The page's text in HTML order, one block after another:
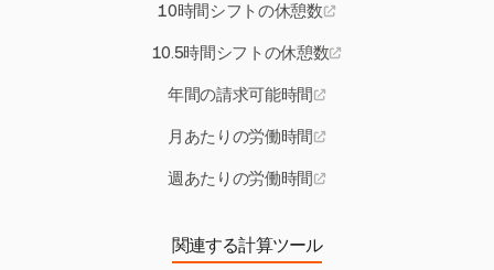
10時間シフトの休憩数
10.5時間シフトの休憩数
年間の請求可能時間
月あたりの労働時間
週あたりの労働時間
関連する計算ツール